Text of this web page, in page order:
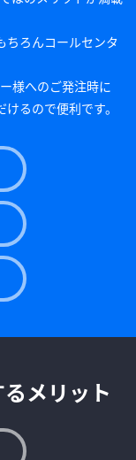
ちろんコールセンタ
様へのご発注時に
るので便利です。
メリット